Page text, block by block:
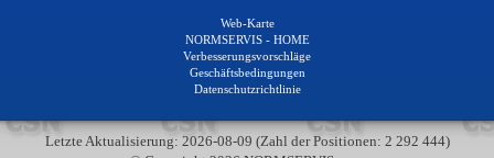
Web-Karte
NORMSERVIS - HOME
Verbesserungsvorschläge
Geschäftsbedingungen
Datenschutzrichtlinie
Letzte Aktualisierung: 2026-08-09 (Zahl der Positionen: 2 292 444)